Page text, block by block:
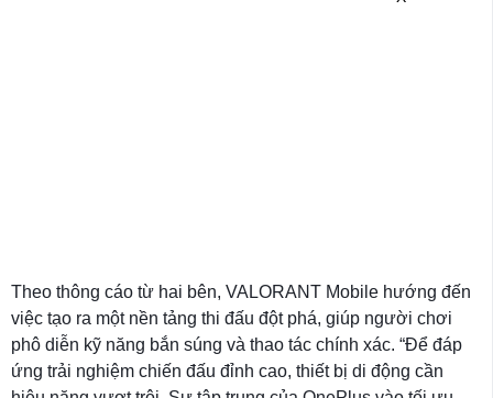
Theo thông cáo từ hai bên, VALORANT Mobile hướng đến
việc tạo ra một nền tảng thi đấu đột phá, giúp người chơi
phô diễn kỹ năng bắn súng và thao tác chính xác. “Để đáp
ứng trải nghiệm chiến đấu đỉnh cao, thiết bị di động cần